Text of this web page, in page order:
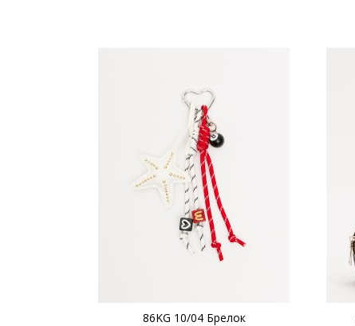
86KG 10/04 Брелок